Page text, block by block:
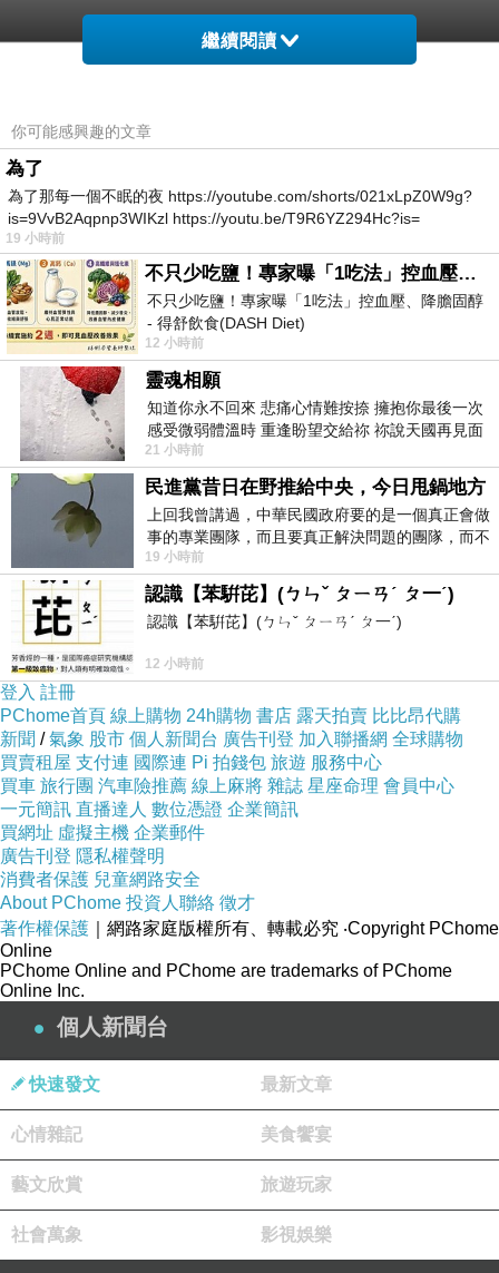
繼續閱讀
你可能感興趣的文章
為了
為了那每一個不眠的夜 https://youtube.com/shorts/021xLpZ0W9g?
is=9VvB2Aqpnp3WIKzl https://youtu.be/T9R6YZ294Hc?is=
19 小時前
不只少吃鹽！專家曝「1吃法」控血壓、降膽固醇 - 得舒飲食(DASH Diet)
不只少吃鹽！專家曝「1吃法」控血壓、降膽固醇
- 得舒飲食(DASH Diet)
https://www.facebook.com/dietitiansophia/posts/
12 小時前
靈魂相願
知道你永不回來 悲痛心情難按捺 擁抱你最後一次
感受微弱體溫時 重逢盼望交給祢 祢說天國再見面
此刻忍淚說別離 他日靈魂再
21 小時前
民進黨昔日在野推給中央，今日甩鍋地方
上回我曾講過，中華民國政府要的是一個真正會做
事的專業團隊，而且要真正解決問題的團隊，而不
是只會到處甩鍋的雙標團隊，最近民進黨
19 小時前
認識【苯騈芘】(ㄅㄣˇ ㄆㄧㄢˊ ㄆ一ˊ)
認識【苯騈芘】(ㄅㄣˇ ㄆㄧㄢˊ ㄆ一ˊ)
12 小時前
登入 註冊
PChome首頁 線上購物 24h購物 書店 露天拍賣 比比昂代購
新聞 /氣象 股市 個人新聞台 廣告刊登 加入聯播網 全球購物
買賣租屋 支付連 國際連 Pi 拍錢包 旅遊 服務中心
買車 旅行團 汽車險推薦 線上麻將 雜誌 星座命理 會員中心
一元簡訊 直播達人 數位憑證 企業簡訊
買網址 虛擬主機 企業郵件
廣告刊登 隱私權聲明
消費者保護 兒童網路安全
About PChome 投資人聯絡 徵才
著作權保護 ｜網路家庭版權所有、轉載必究 ‧Copyright PChome
Online
PChome Online and PChome are trademarks of PChome
Online Inc.
個人新聞台
快速發文 最新文章
心情雜記 美食饗宴
藝文欣賞 旅遊玩家
社會萬象 影視娛樂